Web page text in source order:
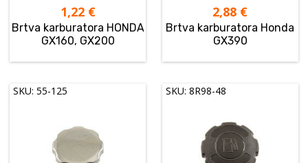
1,22 €
Brtva karburatora HONDA
GX160, GX200
2,88 €
Brtva karburatora Honda
GX390
SKU: 55-125 SKU: 8R98-48